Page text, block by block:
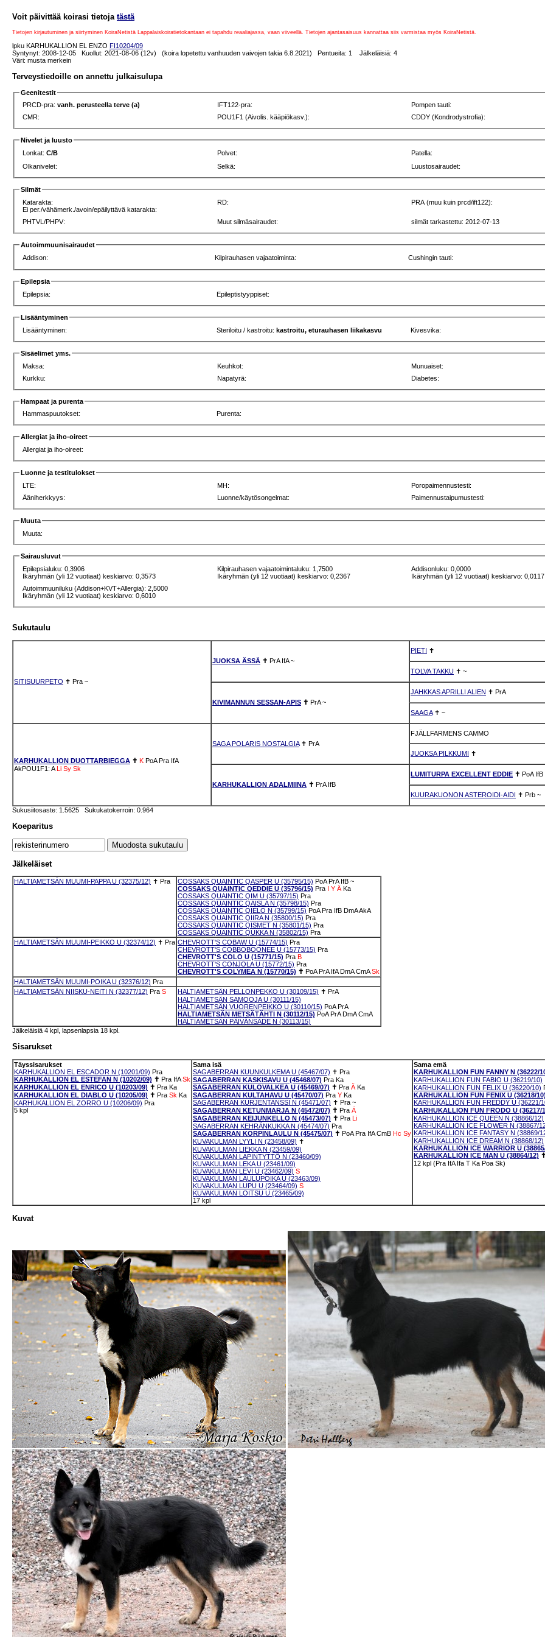
Voit päivittää koirasi tietoja tästä
Tietojen kirjautuminen ja siirtyminen KoiraNetistä Lappalaiskoiratietokantaan ei tapahdu reaaliajassa, vaan viiveellä. Tietojen ajantasaisuus kannattaa siis varmistaa myös KoiraNetistä.
lpku KARHUKALLION EL ENZO FI10204/09
Syntynyt: 2008-12-05 Kuollut: 2021-08-06 (12v) (koira lopetettu vanhuuden vaivojen takia 6.8.2021) Pentueita: 1 Jälkeläisiä: 4
Väri: musta merkein
Terveystiedoille on annettu julkaisulupa
Geenitestit
PRCD-pra:vanh. perusteella terve (a) IFT122-pra: Pompen tauti:
CMR:
POU1F1 (Aivolis. kääpiökasv.): CDDY (Kondrodystrofia):
Nivelet ja luusto
Lonkat:C/B Polvet: Patella:
Olkanivelet:
Selkä: Luustosairaudet:
Silmät
Katarakta:
Ei per./vähämerk./avoin/epäilyttävä katarakta:
RD: PRA (muu kuin prcd/ift122):
PHTVL/PHPV: Muut silmäsairaudet: silmät tarkastettu: 2012-07-13
Autoimmuunisairaudet
Addison:
Kilpirauhasen vajaatoiminta: Cushingin tauti:
Epilepsia
Epilepsia:
Epileptistyyppiset:
Lisääntyminen
Lisääntyminen:
Steriloitu / kastroitu:kastroitu, eturauhasen liikakasvu Kivesvika:
Sisäelimet yms.
Maksa:
Keuhkot: Munuaiset:
Kurkku:
Napatyrä: Diabetes:
Hampaat ja purenta
Hammaspuutokset:
Purenta:
Allergiat ja iho-oireet
Allergiat ja iho-oireet:
Luonne ja testitulokset
LTE:
MH: Poropaimennustesti:
Ääniherkkyys:
Luonne/käytösongelmat: Paimennustaipumustesti:
Muuta
Muuta:
Sairausluvut
Epilepsialuku: 0,3906
Ikäryhmän (yli 12 vuotiaat) keskiarvo: 0,3573
Kilpirauhasen vajaatoimintaluku: 1,7500
Ikäryhmän (yli 12 vuotiaat) keskiarvo: 0,2367
Addisonluku: 0,0000
Ikäryhmän (yli 12 vuotiaat) keskiarvo: 0,0117
Autoimmuuniluku (Addison+KVT+Allergia): 2,5000
Ikäryhmän (yli 12 vuotiaat) keskiarvo: 0,6010
Sukutaulu
SITISUURPETO ✝ Pra ~
JUOKSA ÄSSÄ ✝ PrA IfA ~
PIETI ✝
TOLVA TAKKU ✝ ~
KIVIMANNUN SESSAN-APIS ✝ PrA ~
JAHKKAS APRILLI ALIEN ✝ PrA
SAAGA✝ ~
KARHUKALLION DUOTTARBIEGGA ✝ K PoA Pra IfA
AkPOU1F1: A Li Sy Sk
SAGA POLARIS NOSTALGIA✝ PrA
FJÄLLFARMENS CAMMO
JUOKSA PILKKUMI ✝
KARHUKALLION ADALMIINA ✝ PrA IfB
LUMITURPA EXCELLENT EDDIE ✝ PoA IfB
KUURAKUONON ASTEROIDI-AIDI ✝ Prb ~
Sukusiitosaste: 1.5625 Sukukatokerroin: 0.964
Koeparitus
Jälkeläiset
HALTIAMETSÄN MUUMI-PAPPA U (32375/12) ✝ Pra COSSAKS QUAINTIC QASPER U (35795/15) PoA PrA IfB ~
COSSAKS QUAINTIC QEDDIE U (35796/15) Pra Y Ä Ka
COSSAKS QUAINTIC QIM U (35797/15) Pra
COSSAKS QUAINTIC QAISLA N (35798/15) Pra
COSSAKS QUAINTIC QIELO N (35799/15) PoA Pra IfB DmAAkA
COSSAKS QUAINTIC QIIRA N (35800/15) Pra
COSSAKS QUAINTIC QISMET N (35801/15) Pra
COSSAKS QUAINTIC QUKKA N (35802/15) Pra
HALTIAMETSÄN MUUMI-PEIKKO U (32374/12) ✝ Pra CHEVROTT'S COBAW U (15774/15) Pra
CHEVROTT'S COBBOBOONEE U (15773/15) Pra
CHEVROTT'S COLO U (15771/15) Pra B
CHEVROTT'S CONJOLA U (15772/15) Pra
CHEVROTT'S COLYMEA N (15770/15) ✝ PoA PrA IfA DmA CmA Sk
HALTIAMETSÄN MUUMI-POIKA U (32376/12) Pra
HALTIAMETSÄN NIISKU-NEITI N (32377/12) Pra S HALTIAMETSÄN PELLONPEKKO U (30109/15) ✝ PrA
HALTIAMETSÄN SAMOOJA U (30111/15)
HALTIAMETSÄN VUORENPEIKKO U (30110/15) PoA PrA
HALTIAMETSÄN METSÄTÄHTI N (30112/15) PoA PrA DmA CmA
HALTIAMETSÄN PÄIVÄNSÄDE N (30113/15)
Jälkeläisiä 4 kpl, lapsenlapsia 18 kpl.
Sisarukset
Täyssisarukset
KARHUKALLION EL ESCADOR N (10201/09) Pra
KARHUKALLION EL ESTEFAN N (10202/09) ✝ Pra IfA Sk
KARHUKALLION EL ENRICO U (10203/09) ✝ Pra Ka
KARHUKALLION EL DIABLO U (10205/09) ✝ Pra Sk Ka
KARHUKALLION EL ZORRO U (10206/09) Pra
5 kpl
Sama isä
SAGABERRAN KUUNKULKEMA U (45467/07) ✝ Pra
SAGABERRAN KASKISAVU U (45468/07) Pra Ka
SAGABERRAN KULOVALKEA U (45469/07) ✝ Pra Ä Ka
SAGABERRAN KULTAHAVU U (45470/07) Pra Y Ka
SAGABERRAN KURJENTANSSI N (45471/07) ✝ Pra ~
SAGABERRAN KETUNMARJA N (45472/07) ✝ Pra Ä
SAGABERRAN KEIJUNKELLO N (45473/07) ✝ Pra Li
SAGABERRAN KEHRÄNKUKKA N (45474/07) Pra
SAGABERRAN KORPINLAULU N (45475/07) ✝ PoA Pra IfA CmB Hc Sy
KUVAKULMAN LYYLI N (23458/09) ✝
KUVAKULMAN LIEKKA N (23459/09)
KUVAKULMAN LAPINTYTTÖ N (23460/09)
KUVAKULMAN LEKA U (23461/09)
KUVAKULMAN LEVI U (23462/09) S
KUVAKULMAN LAULUPOIKA U (23463/09)
KUVAKULMAN LUPU U (23464/09) S
KUVAKULMAN LOITSU U (23465/09)
17 kpl
Sama emä
KARHUKALLION FUN FANNY N (36222/
KARHUKALLION FUN FABIO U (36219/10)
KARHUKALLION FUN FELIX U (36220/10)
KARHUKALLION FUN FENIX U (36218/10)
KARHUKALLION FUN FREDDY U (36221/
KARHUKALLION FUN FRODO U (36217/
KARHUKALLION ICE QUEEN N (38866/12)
KARHUKALLION ICE FLOWER N (38867/
KARHUKALLION ICE FANTASY N (38869/
KARHUKALLION ICE DREAM N (38868/12)
KARHUKALLION ICE WARRIOR U
KARHUKALLION ICE MAN U (38864/12) ✝
12 kpl (Pra IfA Ifa T Ka Poa Sk)
Kuvat